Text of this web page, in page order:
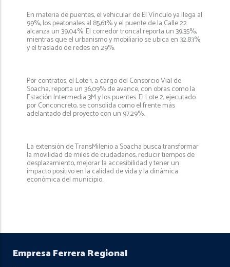
En materia de puentes, el vehicular de El Vínculo ya llega al
99%, los peatonales al 85,61% y el puente de la Calle 22
alcanza un 39,04%. El corredor troncal reporta un 39,35%,
mientras que el urbanismo y mobiliario se ubica en 32,83%
y el traslado de redes en 29%.
Por contratos, el Lote 1, a cargo del Consorcio Vial de
Soacha, reporta un 36,09% de avance, con obras como la
Estación Intermedia 3M y los puentes. El Lote 2, ejecutado
por Conconcreto, se consolida como el frente más
adelantado del proyecto con un 97,29%.
La extensión de TransMilenio a Soacha busca transformar
la movilidad de miles de ciudadanos, reducir tiempos de
desplazamiento, mejorar la accesibilidad y tener un
impacto positivo en la calidad de vida y la dinámica
económica del municipio.
Empresa Ferrera Regional